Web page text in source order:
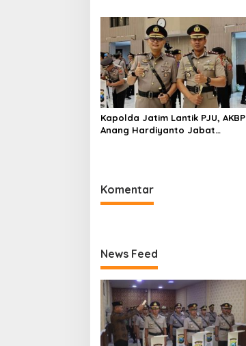
Kapolda Jatim Lantik PJU, AKBP
Anang Hardiyanto Jabat
Komentar
News Feed